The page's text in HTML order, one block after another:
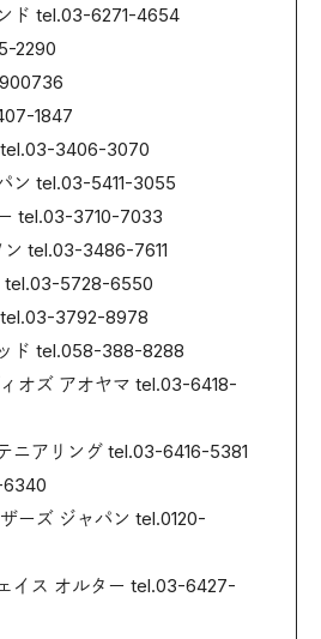
ド tel.03-6271-4654
2290
1847
tel.03-3406-3070
ン tel.03-5411-3055
tel.03-3710-7033
ン tel.03-3486-7611
tel.03-5728-6550
tel.03-3792-8978
ド tel.058-388-8288
オズ アオヤマ tel.03-6418-
ニアリング tel.03-6416-5381
ーズ ジャパン tel.0120-
イス オルター tel.03-6427-